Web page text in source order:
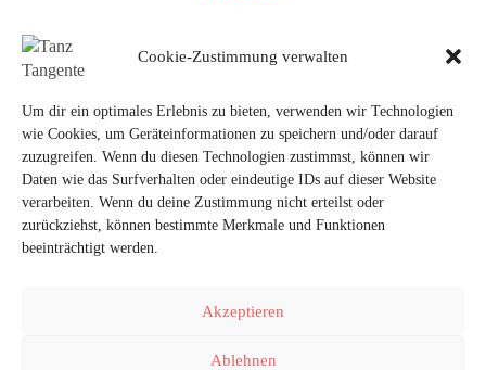
Cookie-Zustimmung verwalten
Um dir ein optimales Erlebnis zu bieten, verwenden wir Technologien
wie Cookies, um Geräteinformationen zu speichern und/oder darauf
zuzugreifen. Wenn du diesen Technologien zustimmst, können wir
Daten wie das Surfverhalten oder eindeutige IDs auf dieser Website
verarbeiten. Wenn du deine Zustimmung nicht erteilst oder
zurückziehst, können bestimmte Merkmale und Funktionen
beeinträchtigt werden.
Akzeptieren
Ablehnen
ABOUT THAT WALK
VIMEO